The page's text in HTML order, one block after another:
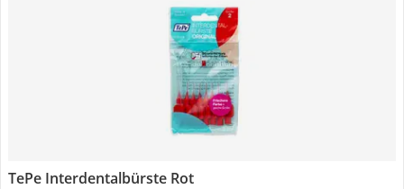
TePe Interdentalbürste Rot